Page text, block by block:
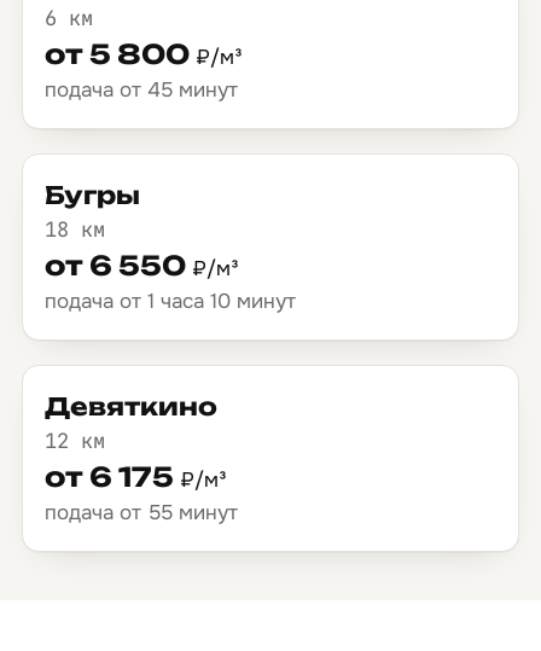
6 км
от 5 800 ₽/м³
подача от 45 минут
Бугры
18 км
от 6 550 ₽/м³
подача от 1 часа 10 минут
Девяткино
12 км
от 6 175 ₽/м³
подача от 55 минут